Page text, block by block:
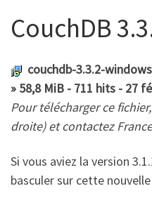
CouchDB
couchdb-3.3.2-windows
» 58,8 MiB - 711 hits - 27
Pour télécharger ce
droite) et contactez
Si vous aviez la version
basculer sur cette